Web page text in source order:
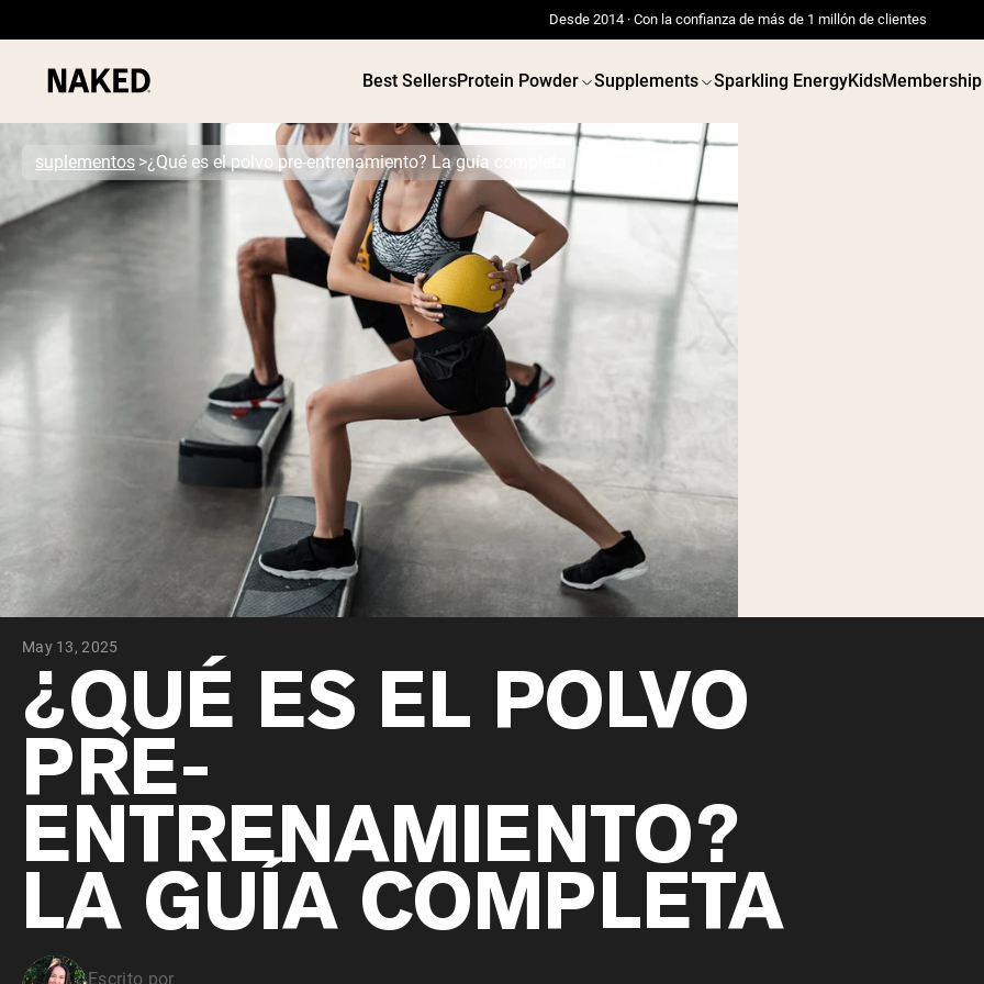
Desde 2014 · Con la confianza de más de 1 millón de clientes
Best SellersProtein Powder Supplements Sparkling EnergyKidsMembership
Términos de Búsqueda Populares
”Protein Powder“
”Overnight Oats“
”Vegan protein“
”Collagen“
suplementos ¿Qué es el polvo pre-entrenamiento? La guía completa
May 13, 2025
¿QUÉ ES EL POLVO
PRE-
ENTRENAMIENTO?
LA GUÍA COMPLETA
Escrito por